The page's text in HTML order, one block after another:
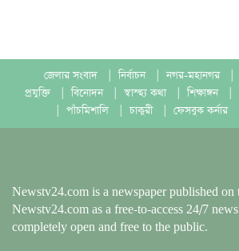
জেলার সংবাদ নির্বাচন নগর-মহানগর
প্রযুক্তি
বিনোদন স্বাস্হ্য কথা শিক্ষাঙ্গন
পাঁচমিশালি চাকুরী ফেসবুক কর্নার
Newstv24.com is a newspaper published on
Newstv24.com as a free-to-access 24/7
completely open and free to the public.